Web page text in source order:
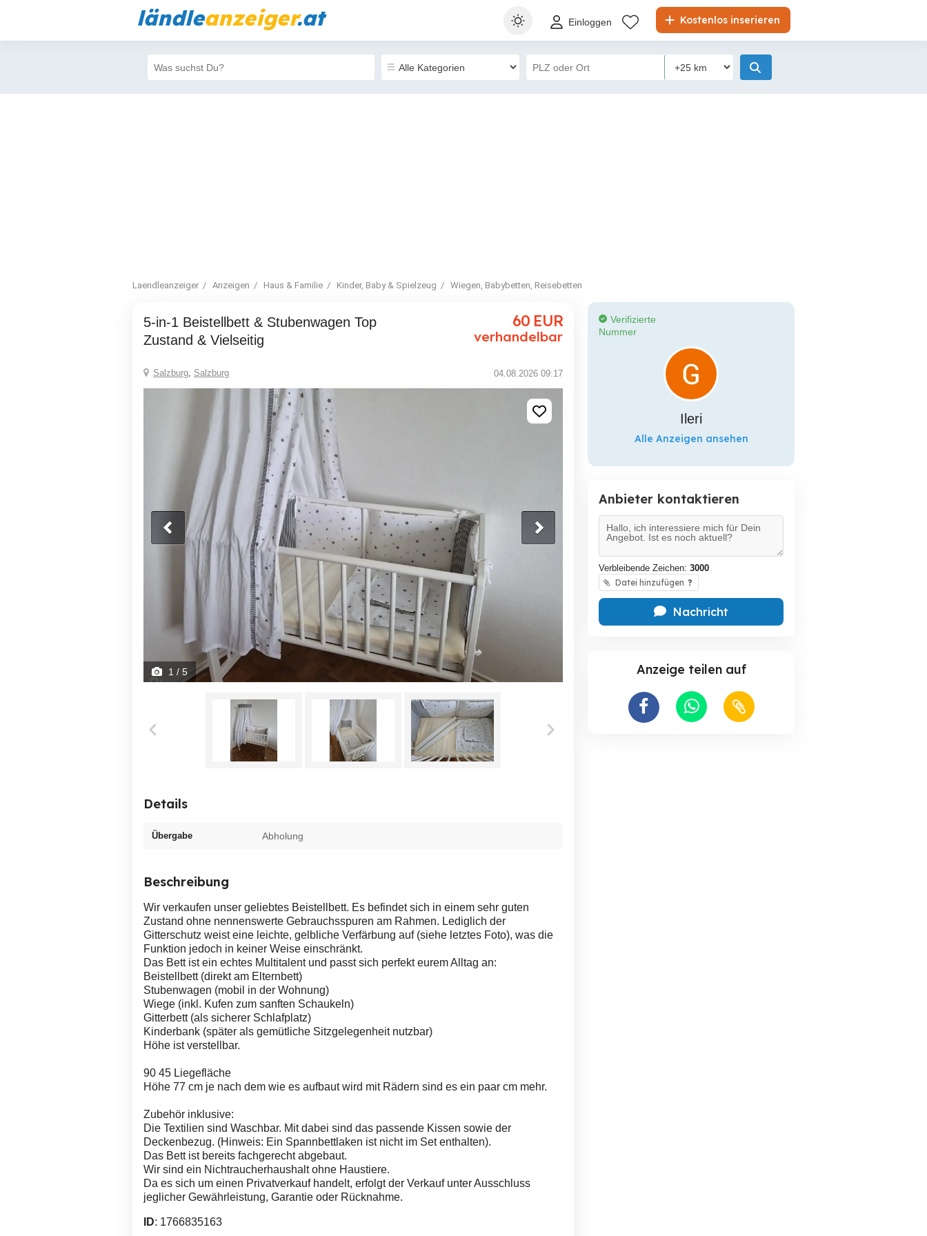
ländleanzeiger.at Kostenlos inserieren
Einloggen
Laendleanzeiger Anzeigen Haus & Familie Kinder, Baby & Spielzeug Wiegen, Babybetten, Reisebetten
5-in-1 Beistellbett & Stubenwagen Top
Zustand & Vielseitig
60 EUR
verhandelbar
Salzburg, Salzburg 04.08.2026 09:17
1 / 5
Details
Übergabe Abholung
Beschreibung
Wir verkaufen unser geliebtes Beistellbett. Es befindet sich in einem sehr guten
Zustand ohne nennenswerte Gebrauchsspuren am Rahmen. Lediglich der
Gitterschutz weist eine leichte, gelbliche Verfärbung auf (siehe letztes Foto), was die
Funktion jedoch in keiner Weise einschränkt.
Das Bett ist ein echtes Multitalent und passt sich perfekt eurem Alltag an:
Beistellbett (direkt am Elternbett)
Stubenwagen (mobil in der Wohnung)
Wiege (inkl. Kufen zum sanften Schaukeln)
Gitterbett (als sicherer Schlafplatz)
Kinderbank (später als gemütliche Sitzgelegenheit nutzbar)
Höhe ist verstellbar.
90 45 Liegefläche
Höhe 77 cm je nach dem wie es aufbaut wird mit Rädern sind es ein paar cm mehr.
Zubehör inklusive:
Die Textilien sind Waschbar. Mit dabei sind das passende Kissen sowie der
Deckenbezug. (Hinweis: Ein Spannbettlaken ist nicht im Set enthalten).
Das Bett ist bereits fachgerecht abgebaut.
Wir sind ein Nichtraucherhaushalt ohne Haustiere.
Da es sich um einen Privatverkauf handelt, erfolgt der Verkauf unter Ausschluss
jeglicher Gewährleistung, Garantie oder Rücknahme.
ID: 1766835163
Verifizierte
Nummer
Ileri
Alle Anzeigen ansehen
Anbieter kontaktieren
Verbleibende Zeichen: 3000
Datei hinzufügen ?
Nachricht
Anzeige teilen auf